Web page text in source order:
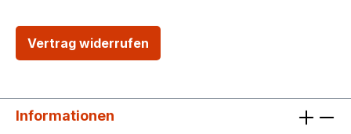
Vertrag widerrufen
Informationen